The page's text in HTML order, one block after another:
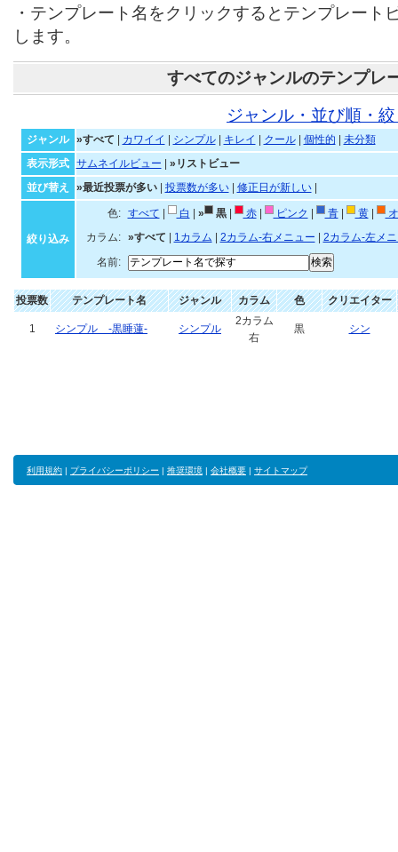
・テンプレート名をクリックするとテンプレート
します。
すべてのジャンルのテンプレ
ジャンル・並び順・
ジャンル »すべて カワイイ シンプル| キレイ クール| 個性的
未分類
表示形式
サムネイルビュー
»リストビュー
並び替え
»最近投票が多い| 投票数が多い| 修正日が新しい|
絞り込み
色: すべて 白 » 黒| 赤| ピンク 青| 黄|
カラム:
»すべて 1カラム 2カラム-右メニュー
2カラム-左メ
名前:
投票数 テンプレート名 ジャンル カラム 色 クリエイター
1 シンプル -黒睡蓮- シンプル
2カラム
右
黒 シン
利用規約 | プライバシーポリシー | 推奨環境 | 会社概要 | サイトマップ